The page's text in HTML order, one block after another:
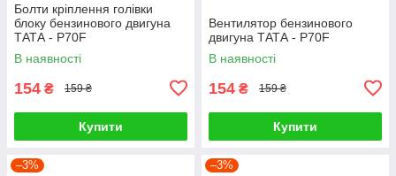
Болти кріплення голівки
блоку бензинового двигуна
ТАТА - P70F
В наявності
154 ₴ 159 ₴
Купити
Вентилятор бензинового
двигуна ТАТА - P70F
В наявності
154 ₴ 159 ₴
Купити
–3% –3%